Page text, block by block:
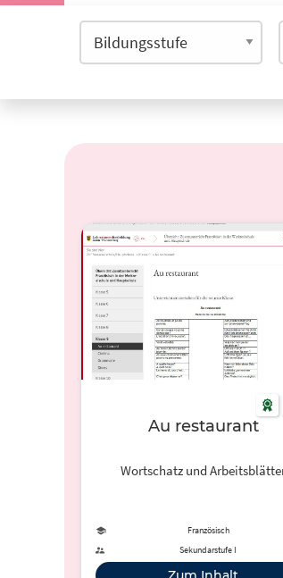
Au restaurant
Wortschatz und
Französisch
Sekundarstufe I